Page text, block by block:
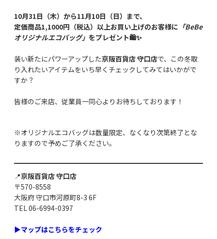
10月31日（木）から11月10日（日）まで、
定価商品1,1000円（税込）以上お買い上げのお客様に 「BeBe
オリジナルエコバッグ」をプレゼント🛍️✨
装い新たにパワーアップした京阪百貨店 守口店で、この冬取
り入れたいアイテムをいち早くチェックしてみてはいかがで
すか？
皆様のご来店、従業員一同心よりお待ちしております！
※オリジナルエコバッグは数量限定、なくなり次第終了とな
りますので予めご了承ください。
📍京阪百貨店 守口店
〒570-8558
大阪府 守口市河原町8-3 6F
TEL 06-6994-0397
▶︎マップはこちらをチェック